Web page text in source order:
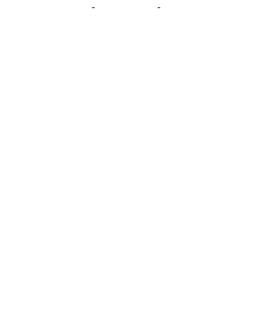
- -